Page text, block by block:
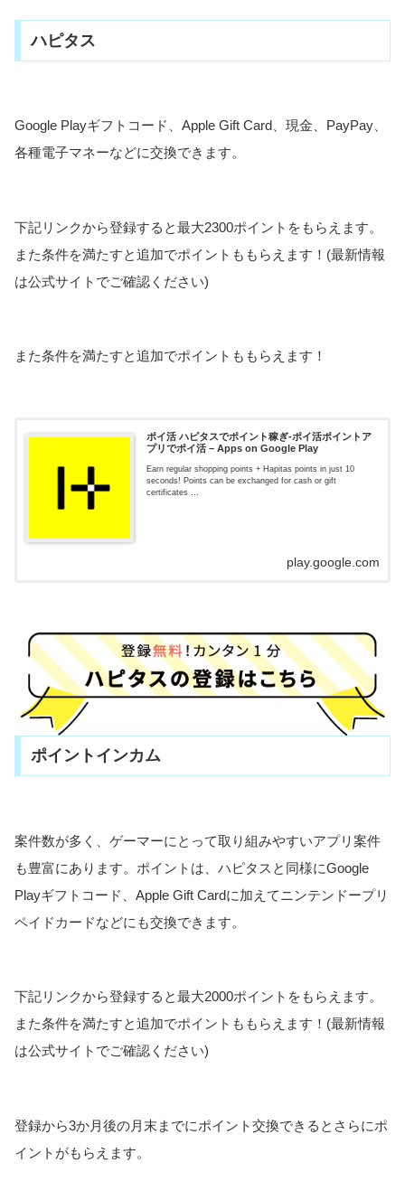
ハピタス
Google Playギフトコード、Apple Gift Card、現金、PayPay、
各種電子マネーなどに交換できます。
下記リンクから登録すると最大2300ポイントをもらえます。
また条件を満たすと追加でポイントももらえます！(最新情報
は公式サイトでご確認ください)
また条件を満たすと追加でポイントももらえます！
ポイ活 ハピタスでポイント稼ぎ-ポイ活ポイントア
プリでポイ活 – Apps on Google Play
Earn regular shopping points + Hapitas points in just 10
seconds! Points can be exchanged for cash or gift
certificates …
play.google.com
ポイントインカム
案件数が多く、ゲーマーにとって取り組みやすいアプリ案件
も豊富にあります。ポイントは、ハピタスと同様にGoogle
Playギフトコード、Apple Gift Cardに加えてニンテンドープリ
ペイドカードなどにも交換できます。
下記リンクから登録すると最大2000ポイントをもらえます。
また条件を満たすと追加でポイントももらえます！(最新情報
は公式サイトでご確認ください)
登録から3か月後の月末までにポイント交換できるとさらにポ
イントがもらえます。